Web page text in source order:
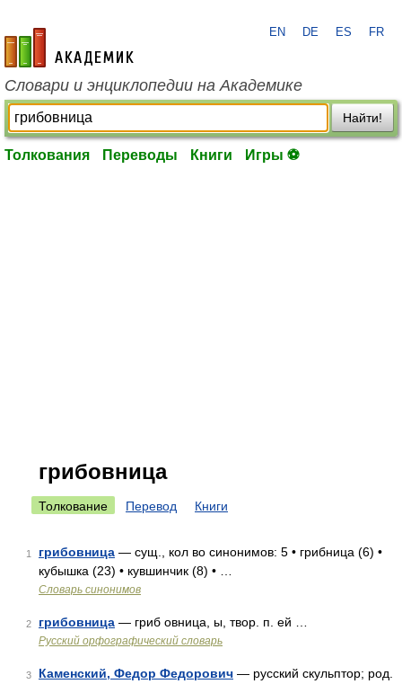
academic.ru
EN DE ES FR
Словари и энциклопедии на Академике
Найти!
Толкования Переводы Книги Игры ⚽
грибовница
Толкование Перевод Книги
1 грибовница — сущ., кол во синонимов: 5 • грибница (6) •
кубышка (23) • кувшинчик (8) • …
Словарь синонимов
2 грибовница — гриб овница, ы, твор. п. ей …
Русский орфографический словарь
3 Каменский, Федор Федорович — русский скульптор; род.